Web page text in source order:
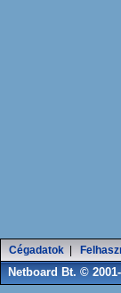
Cégadatok
Netboard Bt. ©